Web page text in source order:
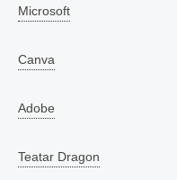
Microsoft
Canva
Adobe
Teatar Dragon